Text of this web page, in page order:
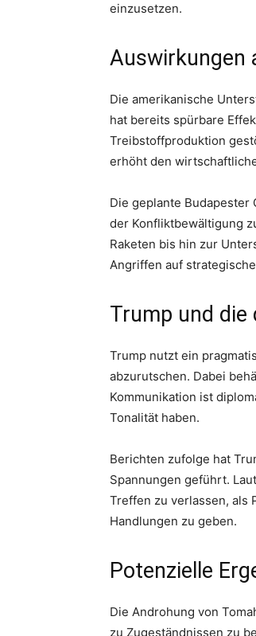
einzusetzen.
Auswirkungen
Die amerikanische
hat bereits spürbare
Treibstoffproduktion
erhöht den
Die geplante
der Konfliktbewältigung
Raketen bis hin zur
Angriffen auf
Trump und die
Trump nutzt ein
abzurutschen. Dabei
Kommunikation ist
Tonalität haben.
Berichten zufolge hat
Spannungen geführt. Laut
Treffen zu verlassen, als
Handlungen zu geben.
Potenzielle
Die Androhung von
zu Zugeständnissen zu